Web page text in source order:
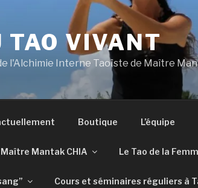
TAO VIVANT
l'Alchimie Interne Taoïste de Maître
Boutique L’équipe
Mantak CHIA Le Tao de la
Cours et séminaires réguliers à